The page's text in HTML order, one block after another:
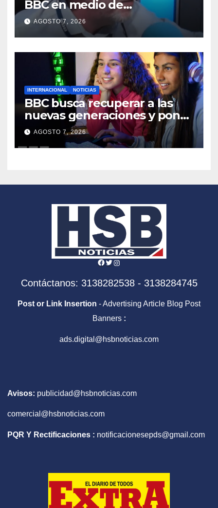
BBC en medio de
averiguaciones por su
antigua relación profesional
con David Sullivan
AGOSTO 7, 2026
INTERNACIONAL NOTICIAS
BBC busca recuperar a las
nuevas generaciones y pone
a un experto en Gen Z al
frente de su estrategia
AGOSTO 7, 2026
Facebook
Twitter
Instagram
Contáctanos: 3138282538 - 3138284745
Post or Link Insertion - Advertising Article Blog Post
Banners :
ads.digital@hsbnoticias.com
Avisos: publicidad@hsbnoticias.com
comercial@hsbnoticias.com
PQR Y Rectificaciones : notificacionesepds@gmail.com